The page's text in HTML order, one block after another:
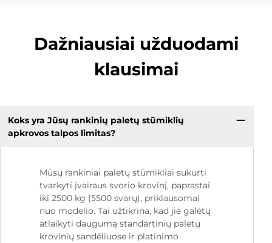
Dažniausiai užduodami
klausimai
Koks yra Jūsų rankinių paletų stūmiklių
apkrovos talpos limitas?
Mūsų rankiniai paletų stūmikliai sukurti
tvarkyti įvairaus svorio krovinį, paprastai
iki 2500 kg (5500 svarų), priklausomai
nuo modelio. Tai užtikrina, kad jie galėtų
atlaikyti daugumą standartinių paletų
krovinių sandėliuose ir platinimo